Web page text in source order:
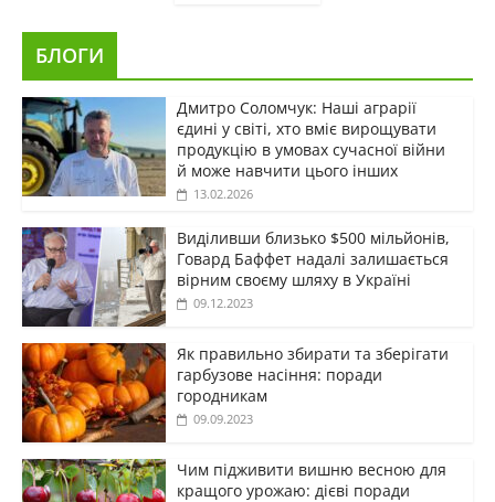
БЛОГИ
Дмитро Соломчук: Наші аграрії
єдині у світі, хто вміє вирощувати
продукцію в умовах сучасної війни
й може навчити цього інших
13.02.2026
Виділивши близько $500 мільйонів,
Говард Баффет надалі залишається
вірним своєму шляху в Україні
09.12.2023
Як правильно збирати та зберігати
гарбузове насіння: поради
городникам
09.09.2023
Чим підживити вишню весною для
кращого урожаю: дієві поради